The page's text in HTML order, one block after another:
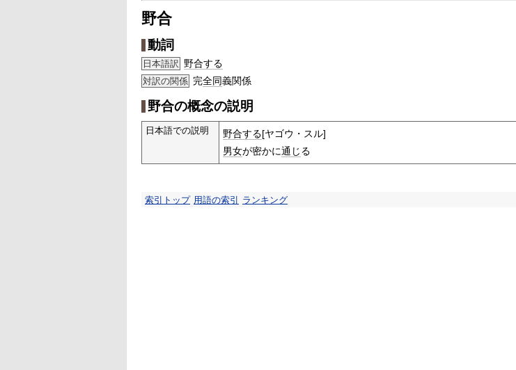
野合
動詞
日本語訳 野合する
対訳の関係 完全同義関係
野合の概念の説明
日本語での説明 野合する[ヤゴウ・スル]
男女が密かに通じる
索引トップ 用語の索引 ランキング